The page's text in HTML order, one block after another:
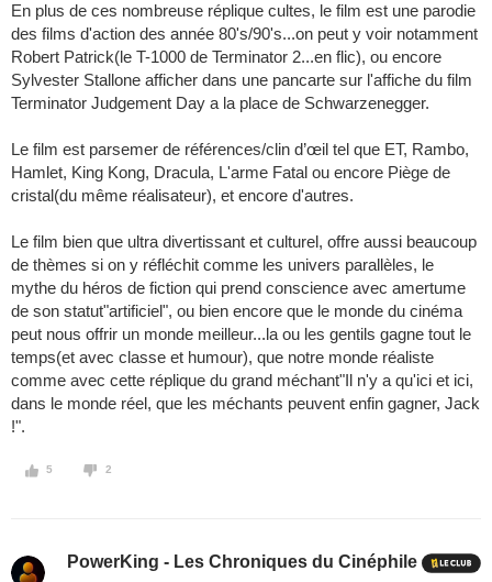
En plus de ces nombreuse réplique cultes, le film est une parodie
des films d'action des année 80's/90's...on peut y voir notamment
Robert Patrick(le T-1000 de Terminator 2...en flic), ou encore
Sylvester Stallone afficher dans une pancarte sur l'affiche du film
Terminator Judgement Day a la place de Schwarzenegger.
Le film est parsemer de références/clin d’œil tel que ET, Rambo,
Hamlet, King Kong, Dracula, L'arme Fatal ou encore Piège de
cristal(du même réalisateur), et encore d'autres.
Le film bien que ultra divertissant et culturel, offre aussi beaucoup
de thèmes si on y réfléchit comme les univers parallèles, le
mythe du héros de fiction qui prend conscience avec amertume
de son statut"artificiel", ou bien encore que le monde du cinéma
peut nous offrir un monde meilleur...la ou les gentils gagne tout le
temps(et avec classe et humour), que notre monde réaliste
comme avec cette réplique du grand méchant"Il n'y a qu'ici et ici,
dans le monde réel, que les méchants peuvent enfin gagner, Jack
!".
5 2
PowerKing - Les Chroniques du Cinéphile